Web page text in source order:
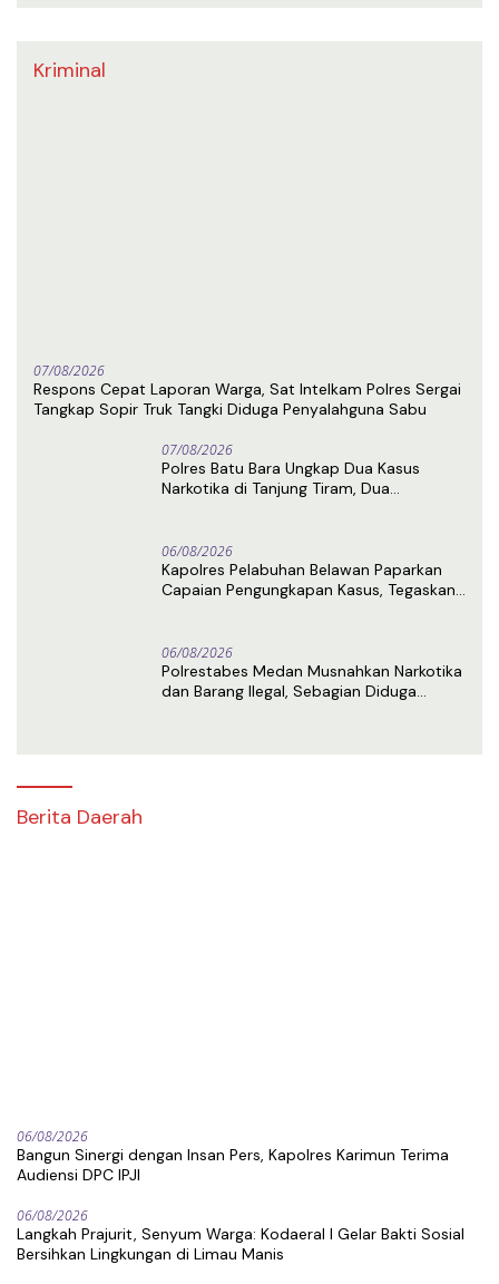
Kriminal
07/08/2026
Respons Cepat Laporan Warga, Sat Intelkam Polres Sergai
Tangkap Sopir Truk Tangki Diduga Penyalahguna Sabu
07/08/2026
Polres Batu Bara Ungkap Dua Kasus
Narkotika di Tanjung Tiram, Dua
06/08/2026
Kapolres Pelabuhan Belawan Paparkan
Capaian Pengungkapan Kasus, Tegaskan
06/08/2026
Polrestabes Medan Musnahkan Narkotika
dan Barang Ilegal, Sebagian Diduga
Berita Daerah
06/08/2026
Bangun Sinergi dengan Insan Pers, Kapolres Karimun Terima
Audiensi DPC IPJI
06/08/2026
Langkah Prajurit, Senyum Warga: Kodaeral I Gelar Bakti Sosial
Bersihkan Lingkungan di Limau Manis